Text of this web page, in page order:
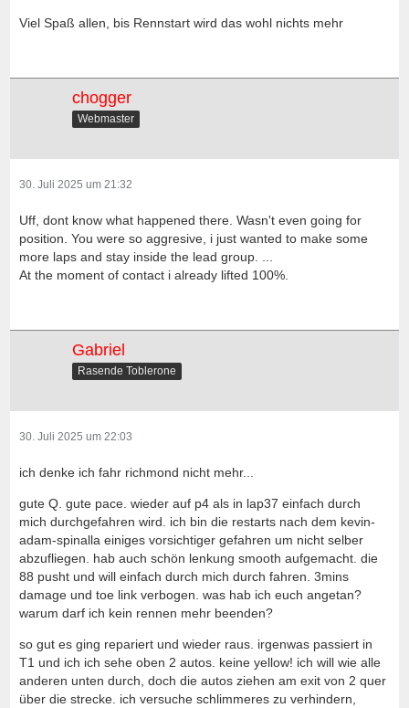
Viel Spaß allen, bis Rennstart wird das wohl nichts mehr
chogger
Webmaster
30. Juli 2025 um 21:32
Uff, dont know what happened there. Wasn't even going for
position. You were so aggresive, i just wanted to make some
more laps and stay inside the lead group. ...
At the moment of contact i already lifted 100%.
Gabriel
Rasende Toblerone
30. Juli 2025 um 22:03
ich denke ich fahr richmond nicht mehr...
gute Q. gute pace. wieder auf p4 als in lap37 einfach durch
mich durchgefahren wird. ich bin die restarts nach dem kevin-
adam-spinalla einiges vorsichtiger gefahren um nicht selber
abzufliegen. hab auch schön lenkung smooth aufgemacht. die
88 pusht und will einfach durch mich durch fahren. 3mins
damage und toe link verbogen. was hab ich euch angetan?
warum darf ich kein rennen mehr beenden?
so gut es ging repariert und wieder raus. irgenwas passiert in
T1 und ich ich sehe oben 2 autos. keine yellow! ich will wie alle
anderen unten durch, doch die autos ziehen am exit von 2 quer
über die strecke. ich versuche schlimmeres zu verhindern,